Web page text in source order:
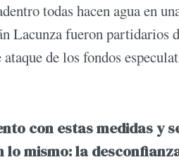
todas hacen agua en
Lacunza fueron partidarios
de los fondos
con estas medidas
mismo: la